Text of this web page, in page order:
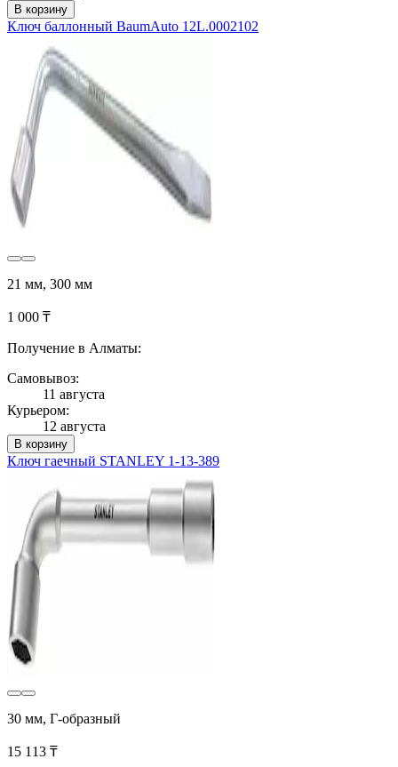
В корзину
Ключ баллонный BaumAuto 12L.0002102
21 мм, 300 мм
1 000 ₸
Получение в Алматы:
Самовывоз:
11 августа
Курьером:
12 августа
В корзину
Ключ гаечный STANLEY 1-13-389
30 мм, Г-образный
15 113 ₸